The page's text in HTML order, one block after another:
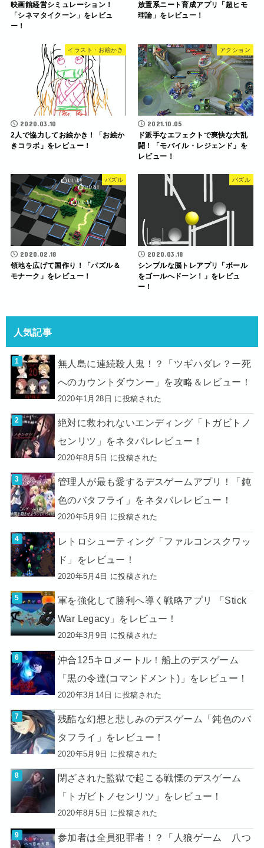
映画館経営シミュレーション！
「シネマタイクーン」をレビュ
ー！
放置系ニート育成アプリ「超ヒモ
理論」をレビュー！
イラスト・お絵かき
2020.03.10
2人で協力してお絵かき！「お絵か
きコラボ」をレビュー！
アクション
2021.10.05
ド派手なエフェクトで爽快な大乱
闘！「モバイル・レジェンド」を
レビュー！
パズル
2020.02.18
領地を広げて国作り！「パズル＆
モナーク」をレビュー！
パズル
2020.03.18
シンプルな脳トレアプリ「ボール
をゴールへドーン！」をレビュ
ー！
人気記事
無人島に連続殺人鬼！？「ツギハダレ？ー死
へのカウントダウンー」を攻略＆レビュー！
2020年1月28日 に投稿された
絶対に救われないエンディング「トガビトノ
センリツ」をネタバレレビュー！
2020年8月5日 に投稿された
管理人が最も愛するデスゲームアプリ！「鈍
色のバタフライ」をネタバレレビュー！
2020年5月9日 に投稿された
レトロシューティング「ファルコンスクワッ
ド」をレビュー！
2020年5月4日 に投稿された
軍を強化して勝利へ導く戦略アプリ 「Stick
War Legacy」をレビュー！
2020年3月9日 に投稿された
沖合125キロメートル！船上のデスゲーム
「黒の令達(コマンドメント)」をレビュー！
2020年3月14日 に投稿された
残酷な幻想と悲しみのデスゲーム「鈍色のバ
タフライ」をレビュー！
2020年5月9日 に投稿された
閉ざされた監獄で起こる戦慄のデスゲーム
「トガビトノセンリツ」をレビュー！
2020年8月5日 に投稿された
参加者は全員犯罪者！？「人狼ゲーム 八つ